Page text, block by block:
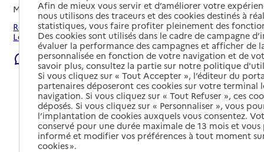
Mis à jour le06/08/2026
Rechercher les établissements et services autour de
Lescar.
Signaler une erreur
Afin de mieux vous servir et d’améliorer votre
nous utilisons des traceurs et des cookies destinés à
statistiques, vous faire profiter pleinement des
Des cookies sont utilisés dans le cadre de campagne
évaluer la performance des campagnes et afficher de
personnalisée en fonction de votre navigation et de
savoir plus, consultez la partie sur notre politique
Si vous cliquez sur « Tout Accepter », l’éditeur du
partenaires déposeront ces cookies sur votre terminal
navigation. Si vous cliquez sur « Tout Refuser », ces
déposés. Si vous cliquez sur « Personnaliser », vous
l’implantation de cookies auxquels vous consentez.
conservé pour une durée maximale de 13 mois et
informé et modifier vos préférences à tout moment
cookies ».